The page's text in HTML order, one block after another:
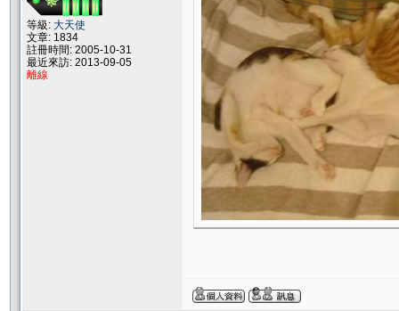
等級: 大天使
文章: 1834
註冊時間: 2005-10-31
最近來訪: 2013-09-05
離線